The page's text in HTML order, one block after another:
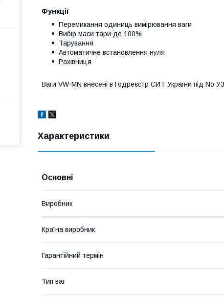
Функції
Перемикання одиниць вимірювання ваги
Вибір маси тари до 100%
Тарування
Автоматичне встановлення нуля
Рахівниця
Ваги VW-MN внесені в Годреєстр СИТ України під No
Характеристики
Основні
Виробник
Країна виробник
Гарантійний термін
Тип ваг